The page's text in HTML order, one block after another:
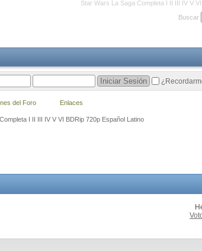
Star Wars La Saga Completa I II III IV V
I II III IV V VI BDRip 720p Español Latino
Buscar
del Foro Enlaces